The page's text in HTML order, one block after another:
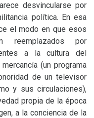
desvincularse por
política. En esa
el modo en que esos
reemplazados por
a la cultura del
(un programa
de un televisor
y sus circulaciones),
propia de la época
a la conciencia de la